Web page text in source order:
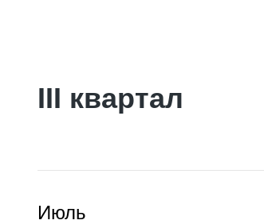
III квартал
Июль